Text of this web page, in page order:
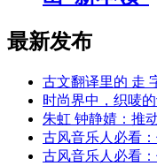
最新发布
古文翻译里的 走
时尚界中，织唛
朱虹 钟静婧：推
古风音乐人必看
古风音乐人必看